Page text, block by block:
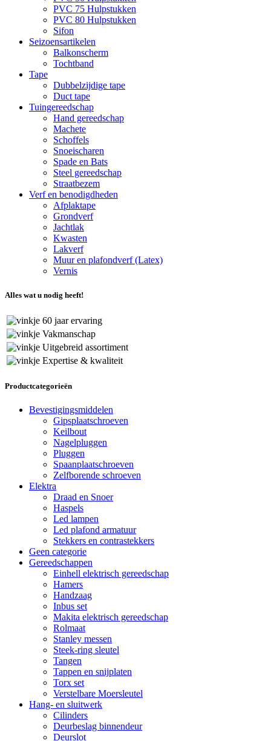
PVC 75 Hulpstukken
PVC 80 Hulpstukken
Sifon
Seizoensartikelen
Balkonscherm
Tochtband
Tape
Dubbelzijdige tape
Duct tape
Tuingereedschap
Hand gereedschap
Machete
Schoffels
Snoeischaren
Spade en Bats
Steel gereedschap
Straatbezem
Verf en benodigdheden
Afplaktape
Grondverf
Jachtlak
Kwasten
Lakverf
Muur en plafondverf (Latex)
Vernis
Alles wat u nodig heeft!
60 jaar ervaring
Vakmanschap
Uitgebreid assortiment
Expertise & kwaliteit
Productcategorieën
Bevestigingsmiddelen
Gipsplaatschroeven
Keilbout
Nagelpluggen
Pluggen
Spaanplaatschroeven
Zelfborende schroeven
Elektra
Draad en Snoer
Haspels
Led lampen
Led plafond armatuur
Stekkers en contrastekkers
Geen categorie
Gereedschappen
Einhell elektrisch gereedschap
Hamers
Handzaag
Inbus set
Makita elektrisch gereedschap
Rolmaat
Stanley messen
Steek-ring sleutel
Tangen
Tappen en snijplaten
Torx set
Verstelbare Moersleutel
Hang- en sluitwerk
Cilinders
Deurbeslag binnendeur
Deurslot